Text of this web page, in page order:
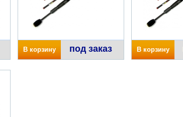
В корзину под заказ В корзину